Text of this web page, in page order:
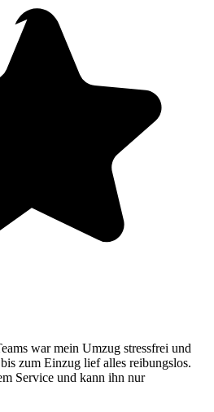
war mein Umzug stressfrei und
zum Einzug lief alles reibungslos.
Service und kann ihn nur